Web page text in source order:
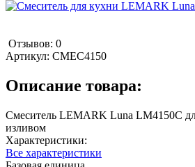
Отзывов: 0
Артикул: СМЕС4150
Описание товара:
Смеситель LEMARK Luna LM4150C
изливом
Характеристики:
Все характеристики